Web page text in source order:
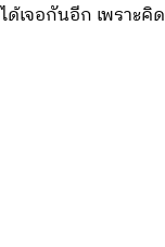
เจอกันอีก เพราะคิด